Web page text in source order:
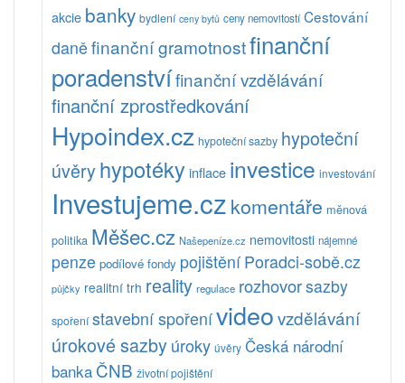
akcie banky bydlení ceny bytů ceny nemovitostí Cestování
daněfinanční gramotnostfinanční
poradenstvífinanční vzdělávání
finanční zprostředkování
Hypoindex.cz hypoteční sazby hypoteční
úvěryhypotéky inflace investice investování
Investujeme.czkomentáře měnová
politika Měšec.cz Našepeníze.cz nemovitosti nájemné
penze podílové fondy pojištěníPoradci-sobě.cz
půjčky realitní trh reality regulace rozhovorsazby
spoření stavební spořenívideovzdělávání
úrokové sazbyúroky úvěry Česká národní
banka ČNB životní pojištění